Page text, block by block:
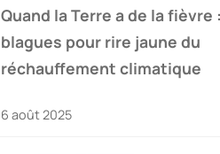
Quand la Terre a de la fièvre
blagues pour rire jaune du
réchauffement climatique
6 août 2025